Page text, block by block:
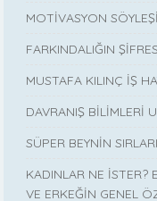
MOTİVASYON
FARKINDALIĞIN
MUSTAFA KILINÇ İŞ
DAVRANIŞ BİLİMLERİ
SÜPER BEYNİN SIRLARI
KADINLAR NE İSTER?
VE ERKEĞİN GENEL